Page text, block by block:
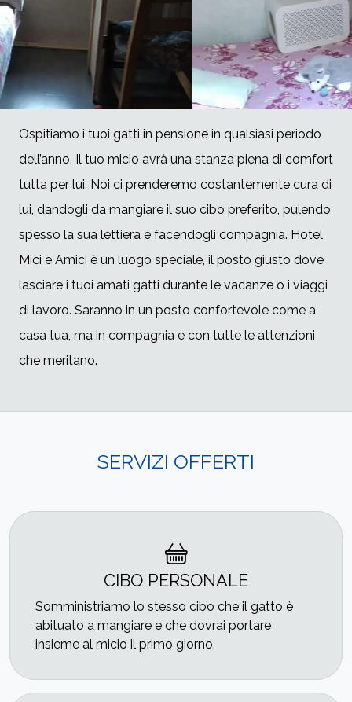
Ospitiamo i tuoi gatti in pensione in qualsiasi periodo
dell’anno. Il tuo micio avrà una stanza piena di comfort
tutta per lui. Noi ci prenderemo costantemente cura di
lui, dandogli da mangiare il suo cibo preferito, pulendo
spesso la sua lettiera e facendogli compagnia. Hotel
Mici e Amici è un luogo speciale, il posto giusto dove
lasciare i tuoi amati gatti durante le vacanze o i viaggi
di lavoro. Saranno in un posto confortevole come a
casa tua, ma in compagnia e con tutte le attenzioni
che meritano.
SERVIZI OFFERTI
CIBO PERSONALE
Somministriamo lo stesso cibo che il gatto è
abituato a mangiare e che dovrai portare
insieme al micio il primo giorno.